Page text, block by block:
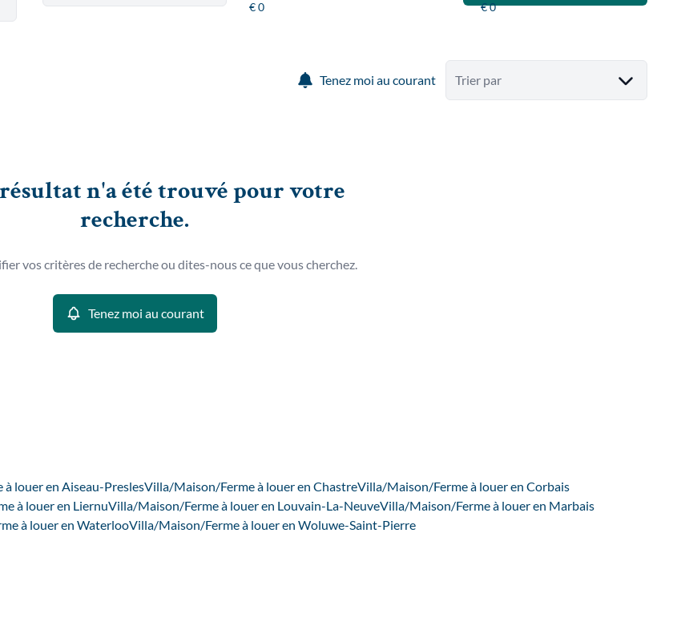
Tenez moi au courant Trier par
n'a été trouvé pour votre
recherche.
vos critères de recherche ou dites-nous ce que vous cherchez.
Tenez moi au courant
louer en Aiseau-PreslesVilla/Maison/Ferme à louer en ChastreVilla/Maison/Ferme à louer en Corbais
à louer en LiernuVilla/Maison/Ferme à louer en Louvain-La-NeuveVilla/Maison/Ferme à louer en Marbais
à louer en WaterlooVilla/Maison/Ferme à louer en Woluwe-Saint-Pierre